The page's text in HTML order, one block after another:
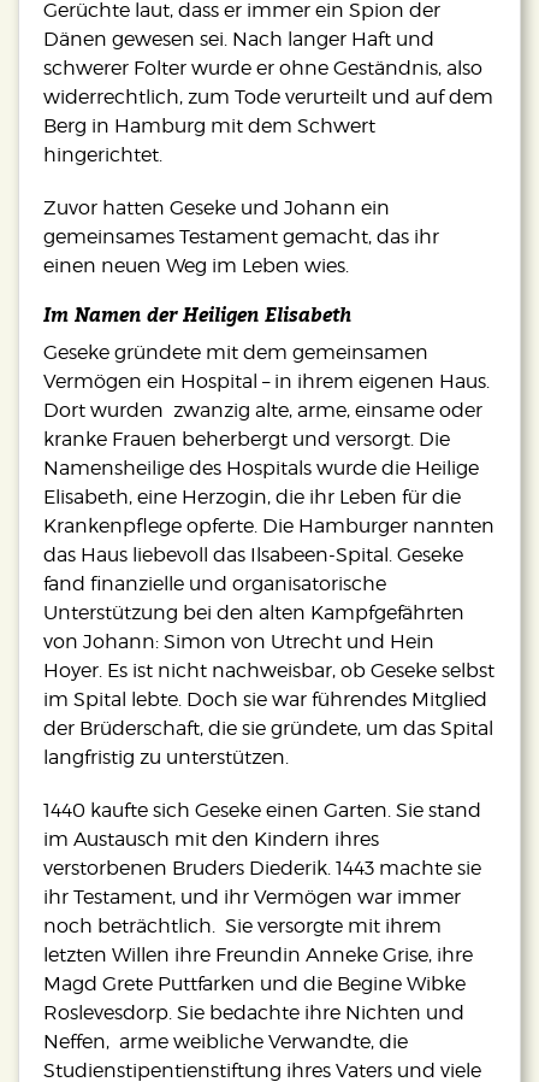
Gerüchte laut, dass er immer ein Spion der
Dänen gewesen sei. Nach langer Haft und
schwerer Folter wurde er ohne Geständnis, also
widerrechtlich, zum Tode verurteilt und auf dem
Berg in Hamburg mit dem Schwert
hingerichtet.
Zuvor hatten Geseke und Johann ein
gemeinsames Testament gemacht, das ihr
einen neuen Weg im Leben wies.
Im Namen der Heiligen Elisabeth
Geseke gründete mit dem gemeinsamen
Vermögen ein Hospital – in ihrem eigenen Haus.
Dort wurden zwanzig alte, arme, einsame oder
kranke Frauen beherbergt und versorgt. Die
Namensheilige des Hospitals wurde die Heilige
Elisabeth, eine Herzogin, die ihr Leben für die
Krankenpflege opferte. Die Hamburger nannten
das Haus liebevoll das Ilsabeen-Spital. Geseke
fand finanzielle und organisatorische
Unterstützung bei den alten Kampfgefährten
von Johann: Simon von Utrecht und Hein
Hoyer. Es ist nicht nachweisbar, ob Geseke selbst
im Spital lebte. Doch sie war führendes Mitglied
der Brüderschaft, die sie gründete, um das Spital
langfristig zu unterstützen.
1440 kaufte sich Geseke einen Garten. Sie stand
im Austausch mit den Kindern ihres
verstorbenen Bruders Diederik. 1443 machte sie
ihr Testament, und ihr Vermögen war immer
noch beträchtlich. Sie versorgte mit ihrem
letzten Willen ihre Freundin Anneke Grise, ihre
Magd Grete Puttfarken und die Begine Wibke
Roslevesdorp. Sie bedachte ihre Nichten und
Neffen, arme weibliche Verwandte, die
Studienstipentienstiftung ihres Vaters und viele